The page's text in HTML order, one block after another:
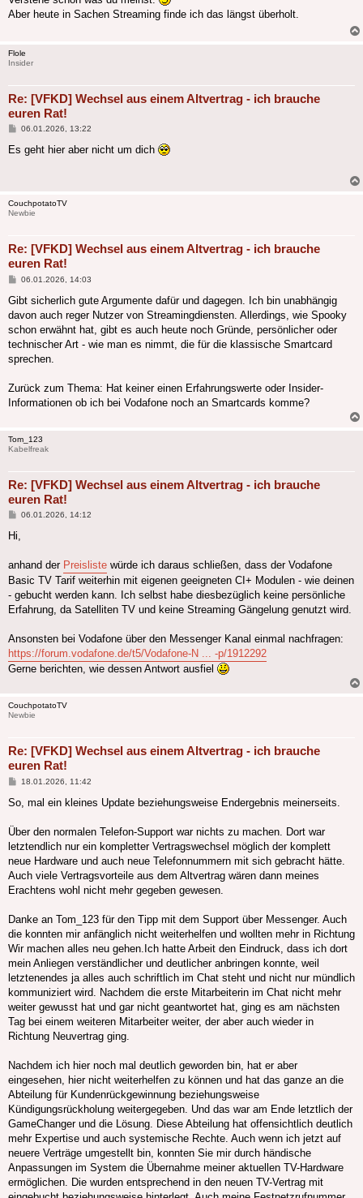
Aber heute in Sachen Streaming finde ich das längst überholt.
Flole
Insider
Re: [VFKD] Wechsel aus einem Altvertrag - ich brauche
euren Rat!
Beitrag
06.01.2026, 13:22
Es geht hier aber nicht um dich
CouchpotatoTV
Newbie
Re: [VFKD] Wechsel aus einem Altvertrag - ich brauche
euren Rat!
Beitrag
06.01.2026, 14:03
Gibt sicherlich gute Argumente dafür und dagegen. Ich bin unabhängig
davon auch reger Nutzer von Streamingdiensten. Allerdings, wie Spooky
schon erwähnt hat, gibt es auch heute noch Gründe, persönlicher oder
technischer Art - wie man es nimmt, die für die klassische Smartcard
sprechen.
Zurück zum Thema: Hat keiner einen Erfahrungswerte oder Insider-
Informationen ob ich bei Vodafone noch an Smartcards komme?
Tom_123
Kabelfreak
Re: [VFKD] Wechsel aus einem Altvertrag - ich brauche
euren Rat!
Beitrag
06.01.2026, 14:12
Hi,
anhand der Preisliste würde ich daraus schließen, dass der Vodafone
Basic TV Tarif weiterhin mit eigenen geeigneten CI+ Modulen - wie deinen
- gebucht werden kann. Ich selbst habe diesbezüglich keine persönliche
Erfahrung, da Satelliten TV und keine Streaming Gängelung genutzt wird.
Ansonsten bei Vodafone über den Messenger Kanal einmal nachfragen:
https://forum.vodafone.de/t5/Vodafone-N ... -p/1912292
Gerne berichten, wie dessen Antwort ausfiel
CouchpotatoTV
Newbie
Re: [VFKD] Wechsel aus einem Altvertrag - ich brauche
euren Rat!
Beitrag
18.01.2026, 11:42
So, mal ein kleines Update beziehungsweise Endergebnis meinerseits.
Über den normalen Telefon-Support war nichts zu machen. Dort war
letztendlich nur ein kompletter Vertragswechsel möglich der komplett
neue Hardware und auch neue Telefonnummern mit sich gebracht hätte.
Auch viele Vertragsvorteile aus dem Altvertrag wären dann meines
Erachtens wohl nicht mehr gegeben gewesen.
Danke an Tom_123 für den Tipp mit dem Support über Messenger. Auch
die konnten mir anfänglich nicht weiterhelfen und wollten mehr in Richtung
Wir machen alles neu gehen.Ich hatte Arbeit den Eindruck, dass ich dort
mein Anliegen verständlicher und deutlicher anbringen konnte, weil
letztenendes ja alles auch schriftlich im Chat steht und nicht nur mündlich
kommuniziert wird. Nachdem die erste Mitarbeiterin im Chat nicht mehr
weiter gewusst hat und gar nicht geantwortet hat, ging es am nächsten
Tag bei einem weiteren Mitarbeiter weiter, der aber auch wieder in
Richtung Neuvertrag ging.
Nachdem ich hier noch mal deutlich geworden bin, hat er aber
eingesehen, hier nicht weiterhelfen zu können und hat das ganze an die
Abteilung für Kundenrückgewinnung beziehungsweise
Kündigungsrückholung weitergegeben. Und das war am Ende letztlich der
GameChanger und die Lösung. Diese Abteilung hat offensichtlich deutlich
mehr Expertise und auch systemische Rechte. Auch wenn ich jetzt auf
neuere Verträge umgestellt bin, konnten Sie mir durch händische
Anpassungen im System die Übernahme meiner aktuellen TV-Hardware
ermöglichen. Die wurden entsprechend in den neuen TV-Vertrag mit